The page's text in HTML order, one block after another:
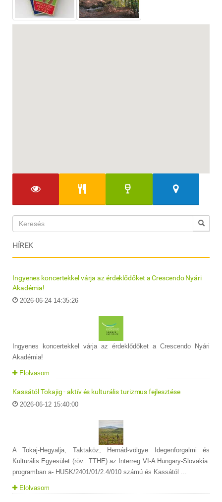
HÍREK
Ingyenes koncertekkel várja az érdeklődőket a Crescendo Nyári
Akadémia!
2026-06-24 14:35:26
Ingyenes koncertekkel várja az érdeklődőket a Crescendo Nyári
Akadémia!
Elolvasom
Kassától Tokajig - aktív és kulturális turizmus fejlesztése
2026-06-12 15:40:00
A Tokaj-Hegyalja, Taktaköz, Hernád-völgye Idegenforgalmi és
Kulturális Egyesület (röv.: TTHE) az Interreg VI-A Hungary-Slovakia
programban a- HUSK/2401/01/2.4/010 számú és Kassától ...
Elolvasom